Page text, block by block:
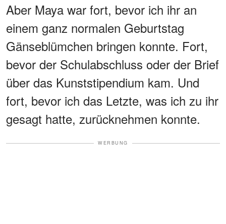
Aber Maya war fort, bevor ich ihr an
einem ganz normalen Geburtstag
Gänseblümchen bringen konnte. Fort,
bevor der Schulabschluss oder der Brief
über das Kunststipendium kam. Und
fort, bevor ich das Letzte, was ich zu ihr
gesagt hatte, zurücknehmen konnte.
WERBUNG